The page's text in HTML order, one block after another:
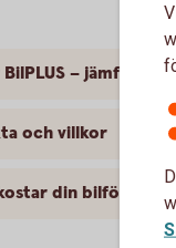
– jämför
och villkor
din bilförsäkring